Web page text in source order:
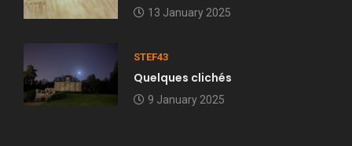
13 January 2025
STEF43
Quelques clichés
9 January 2025